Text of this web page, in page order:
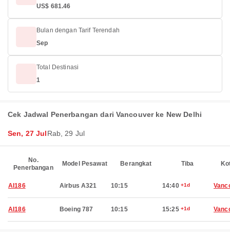
US$ 681.46
Bulan dengan Tarif Terendah
Sep
Total Destinasi
1
Cek Jadwal Penerbangan dari Vancouver ke New Delhi
Sen, 27 JulRab, 29 Jul
No.
Penerbangan
Model Pesawat Berangkat Tiba
AI186 Airbus A321 10:15 14:40 +1d
AI186 Boeing 787 10:15 15:25 +1d